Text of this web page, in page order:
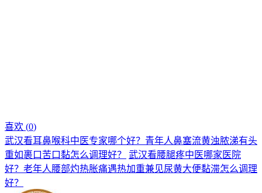
喜欢 (0)
武汉看耳鼻喉科中医专家哪个好？青年人鼻塞流黄浊脓涕有头
重如裹口苦口黏怎么调理好？
武汉看腰腿疼中医哪家医院
好？老年人腰部灼热胀痛遇热加重兼见尿黄大便黏滞怎么调理
好？